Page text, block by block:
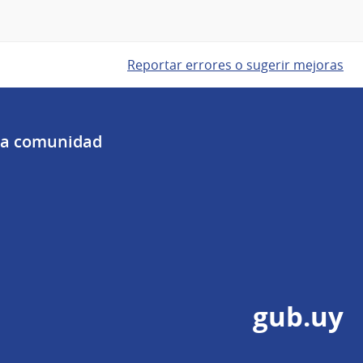
Reportar errores o sugerir mejoras
comunidad
gub.uy